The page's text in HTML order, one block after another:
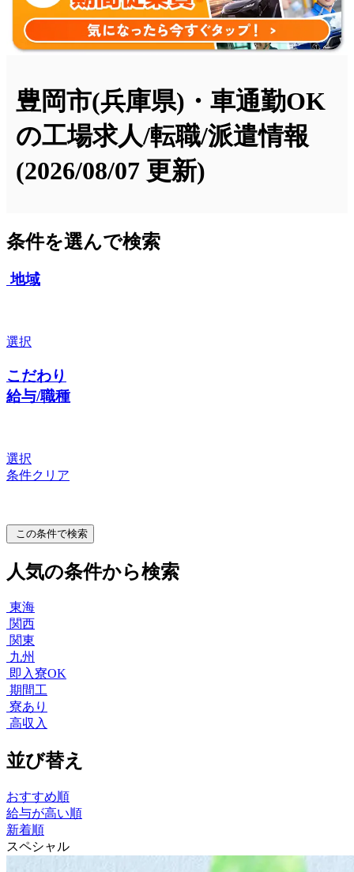
豊岡市(兵庫県)・車通勤OK
の工場求人/転職/派遣情報
(2026/08/07 更新)
条件を選んで検索
地域
選択
こだわり
給与/職種
選択
条件クリア
この条件で検索
人気の条件から検索
東海
関西
関東
九州
即入寮OK
期間工
寮あり
高収入
並び替え
おすすめ順
給与が高い順
新着順
スペシャル